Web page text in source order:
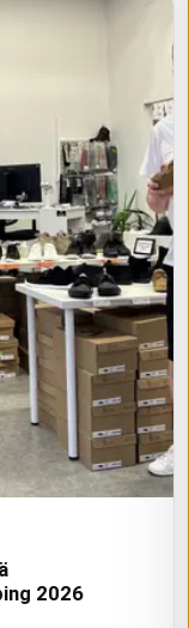
2026